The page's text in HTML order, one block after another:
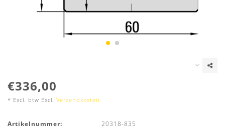
€336,00
* Excl. btw Excl. Verzendkosten
Artikelnummer:
20318-835